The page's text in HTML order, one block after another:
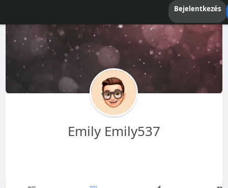
Bejelentkezés
Emily Emily537